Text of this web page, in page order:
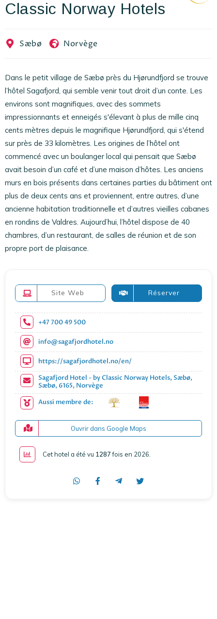
Classic Norway Hotels
Sæbø Norvège
Dans le petit village de Sæbø près du Hjørundfjord se trouve
l’hôtel Sagafjord, qui semble venir tout droit d’un conte. Les
environs sont magnifiques, avec des sommets
impressionnants et enneigés s'élevant à plus de mille cinq
cents mètres depuis le magnifique Hjørundfjord, qui s'étend
sur près de 33 kilomètres. Les origines de l’hôtel ont
commencé avec un boulanger local qui pensait que Sæbø
avait besoin d’un café et d’une maison d’hôtes. Les anciens
murs en bois présents dans certaines parties du bâtiment ont
plus de deux cents ans et proviennent, entre autres, d’une
ancienne habitation traditionnelle et d’autres vieilles cabanes
en rondins de Valdres. Aujourd’hui, l’hôtel dispose de 40
chambres, d’un restaurant, de salles de réunion et de son
propre port de plaisance.
Site Web Réserver
+47 700 49 500
info@sagafjordhotel.no
https://sagafjordhotel.no/en/
Sagafjord Hotel - by Classic Norway Hotels, Sæbø,
Sæbø, 6165, Norvège
Aussi membre de:
Ouvrir dans Google Maps
Cet hotel a été vu 1287fois en 2026